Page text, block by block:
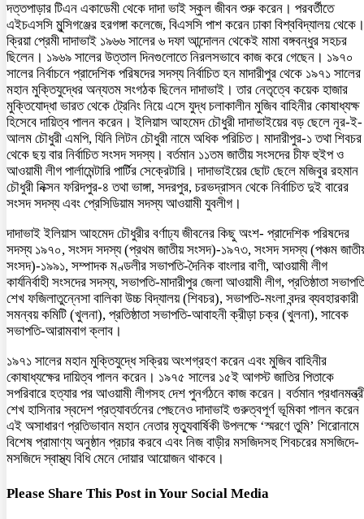
দত্তপাড়ার টিএন একাডেমী থেকে দাদা ভাই স্কুল জীবন শুরু করেন। পরবর্তীতে
এইচএসসি মুন্সিগঞ্জের হরগঙ্গা কলেজে, বিএসসি পাশ করেন ঢাকা বিশ্ববিদ্যালয় থেকে।
ক্রিয়া প্রেমী দাদাভাই ১৯৬৬ সালের ৬ দফা আন্দোলন থেকেই মামা বঙ্গবন্ধুর সহচর
ছিলেন। ১৯৬৯ সালের উত্তাল দিনগুলোতে নিরলসভাবে কাজ করে গেছেন। ১৯৭০
সালের নির্বাচনে প্রাদেশিক পরিষদের সদস্য নির্বাচিত হন মাদারীপুর থেকে ১৯৭১ সালের
মহান মুক্তিযুদ্ধের অন্যতম সংগঠক ছিলেন দাদাভাই। তার নেতৃত্বে কয়েক হাজার
মুক্তিযোদ্ধা ভারত থেকে ট্রেনিং নিয়ে এসে যুদ্ধ চলাকালীন মুজিব বাহিনীর কোষাধ্যক্ষ
হিসেবে দায়িত্ব পালন করেন। ইলিয়াস আহমেদ চৌধুরী দাদাভাইয়ের বড় ছেলে নূর-ই-
আলম চৌধুরী এমপি, যিনি লিটন চৌধুরী নামে অধিক পরিচিত। মাদারীপুর-১ তথা শিবচর
থেকে ছয় বার নির্বাচিত সংসদ সদস্য। বর্তমান ১১তম জাতীয় সংসদের চীফ হুইপ ও
আওয়ামী লীগ পার্লামেন্টারি পার্টির সেক্রেটারি। দাদাভাইয়ের ছোট ছেলে মজিবুর রহমান
চৌধুরী নিক্সন ফরিদপুর-৪ তথা ভাঙ্গা, সদরপুর, চরভদ্রাসন থেকে নির্বাচিত দুই বারের
সংসদ সদস্য এবং প্রেসিডিয়াম সদস্য আওয়ামী যুবলীগ।
দাদাভাই ইলিয়াস আহমেদ চৌধুরীর বর্ণাঢ্য জীবনের কিছু অংশ- প্রাদেশিক পরিষদের
সদস্য ১৯৭০, সংসদ সদস্য (প্রথম জাতীয় সংসদ)-১৯৭৩, সংসদ সদস্য (পঞ্চম
সংসদ)-১৯৯১, সম্পাদক মণ্ডলীর সভাপতি-দৈনিক বাংলার বাণী, আওয়ামী লীগ
কার্যনির্বাহী সংসদের সদস্য, সভাপতি-মাদারীপুর জেলা আওয়ামী লীগ, প্রতিষ্ঠাতা
শেখ ফজিলাতুন্নেসা বালিকা উচ্চ বিদ্যালয় (শিবচর), সভাপতি-মংলা বন্দর ব্যবহারকারী
সমন্বয় কমিটি (খুলনা), প্রতিষ্ঠাতা সভাপতি-আবাহনী ক্রীড়া চক্র (খুলনা), সাবেক
সভাপতি-আরামবাগ ক্লাব।
১৯৭১ সালের মহান মুক্তিযুদ্ধে সক্রিয় অংশগ্রহণ করেন এবং মুজিব বাহিনীর
কোষাধ্যক্ষের দায়িত্ব পালন করেন। ১৯৭৫ সালের ১৫ই আগস্ট জাতির পিতাকে
সপরিবারে হত্যার পর আওয়ামী লীগসহ দেশ পুনর্গঠনে কাজ করেন। বর্তমান
শেখ হাসিনার স্বদেশ প্রত্যাবর্তনের পেছনেও দাদাভাই গুরুত্বপূর্ণ ভূমিকা পালন
এই অসাধারণ প্রতিভাবান মহান নেতার মৃত্যুবার্ষিকী উপলক্ষে ‘স্মরণে তুমি’ শিরোনামে
বিশেষ প্রামাণ্য অনুষ্ঠান প্রচার করবে এবং নিজ বাড়ীর মসজিদসহ শিবচরের মসজিদে-
মসজিদে স্বাস্থ্য বিধি মেনে দোয়ার আয়োজন থাকবে।
Please Share This Post in Your Social Media